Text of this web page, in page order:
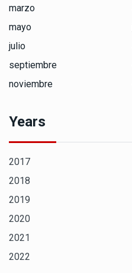
marzo
mayo
julio
septiembre
noviembre
Years
2017
2018
2019
2020
2021
2022